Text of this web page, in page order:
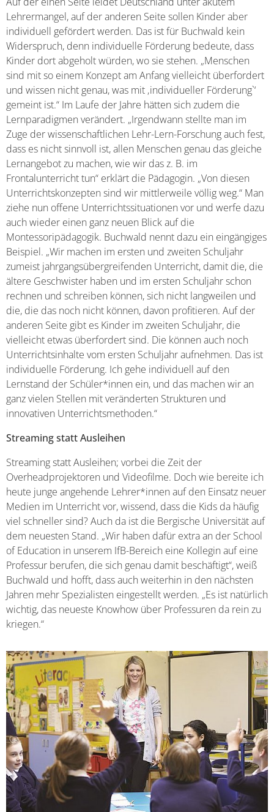
Lehrermangel, auf der anderen Seite sollen Kinder aber
individuell gefördert werden. Das ist für Buchwald kein
Widerspruch, denn individuelle Förderung bedeute, dass
Kinder dort abgeholt würden, wo sie stehen. „Menschen
sind mit so einem Konzept am Anfang vielleicht überfordert
und wissen nicht genau, was mit ‚individueller Förderung`‘
gemeint ist.“ Im Laufe der Jahre hätten sich zudem die
Lernparadigmen verändert. „Irgendwann stellte man im
Zuge der wissenschaftlichen Lehr-Lern-Forschung auch fest,
dass es nicht sinnvoll ist, allen Menschen genau das gleiche
Lernangebot zu machen, wie wir das z. B. im
Frontalunterricht tun“ erklärt die Pädagogin. „Von diesen
Unterrichtskonzepten sind wir mittlerweile völlig weg.“ Man
ziehe nun offene Unterrichtssituationen vor und werfe dazu
auch wieder einen ganz neuen Blick auf die
Montessoripädagogik. Buchwald nennt dazu ein eingängiges
Beispiel. „Wir machen im ersten und zweiten Schuljahr
zumeist jahrgangsübergreifenden Unterricht, damit die, die
ältere Geschwister haben und im ersten Schuljahr schon
rechnen und schreiben können, sich nicht langweilen und
die, die das noch nicht können, davon profitieren. Auf der
anderen Seite gibt es Kinder im zweiten Schuljahr, die
vielleicht etwas überfordert sind. Die können auch noch
Unterrichtsinhalte vom ersten Schuljahr aufnehmen. Das ist
individuelle Förderung. Ich gehe individuell auf den
Lernstand der Schüler*innen ein, und das machen wir an
ganz vielen Stellen mit veränderten Strukturen und
innovativen Unterrichtsmethoden.“
Streaming statt Ausleihen
Streaming statt Ausleihen; vorbei die Zeit der
Overheadprojektoren und Videofilme. Doch wie bereite ich
heute junge angehende Lehrer*innen auf den Einsatz neuer
Medien im Unterricht vor, wissend, dass die Kids da häufig
viel schneller sind? Auch da ist die Bergische Universität auf
dem neuesten Stand. „Wir haben dafür extra an der School
of Education in unserem IfB-Bereich eine Kollegin auf eine
Professur berufen, die sich genau damit beschäftigt“, weiß
Buchwald und hofft, dass auch weiterhin in den nächsten
Jahren mehr Spezialisten eingestellt werden. „Es ist natürlich
wichtig, das neueste Knowhow über Professuren da rein zu
kriegen.“